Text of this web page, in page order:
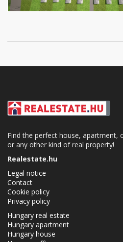
Find the perfect house, apartment,
or any other kind of real property!
Realestate.hu
Legal notice
Contact
Cookie policy
Privacy policy
Hungary real estate
Hungary apartment
Hungary house